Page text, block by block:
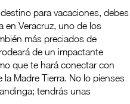
para vacaciones, debes
en Veracruz, uno de los
más preciados de
de un impactante
que te hará conectar con
la Madre Tierra. No lo pienses
tendrás unas